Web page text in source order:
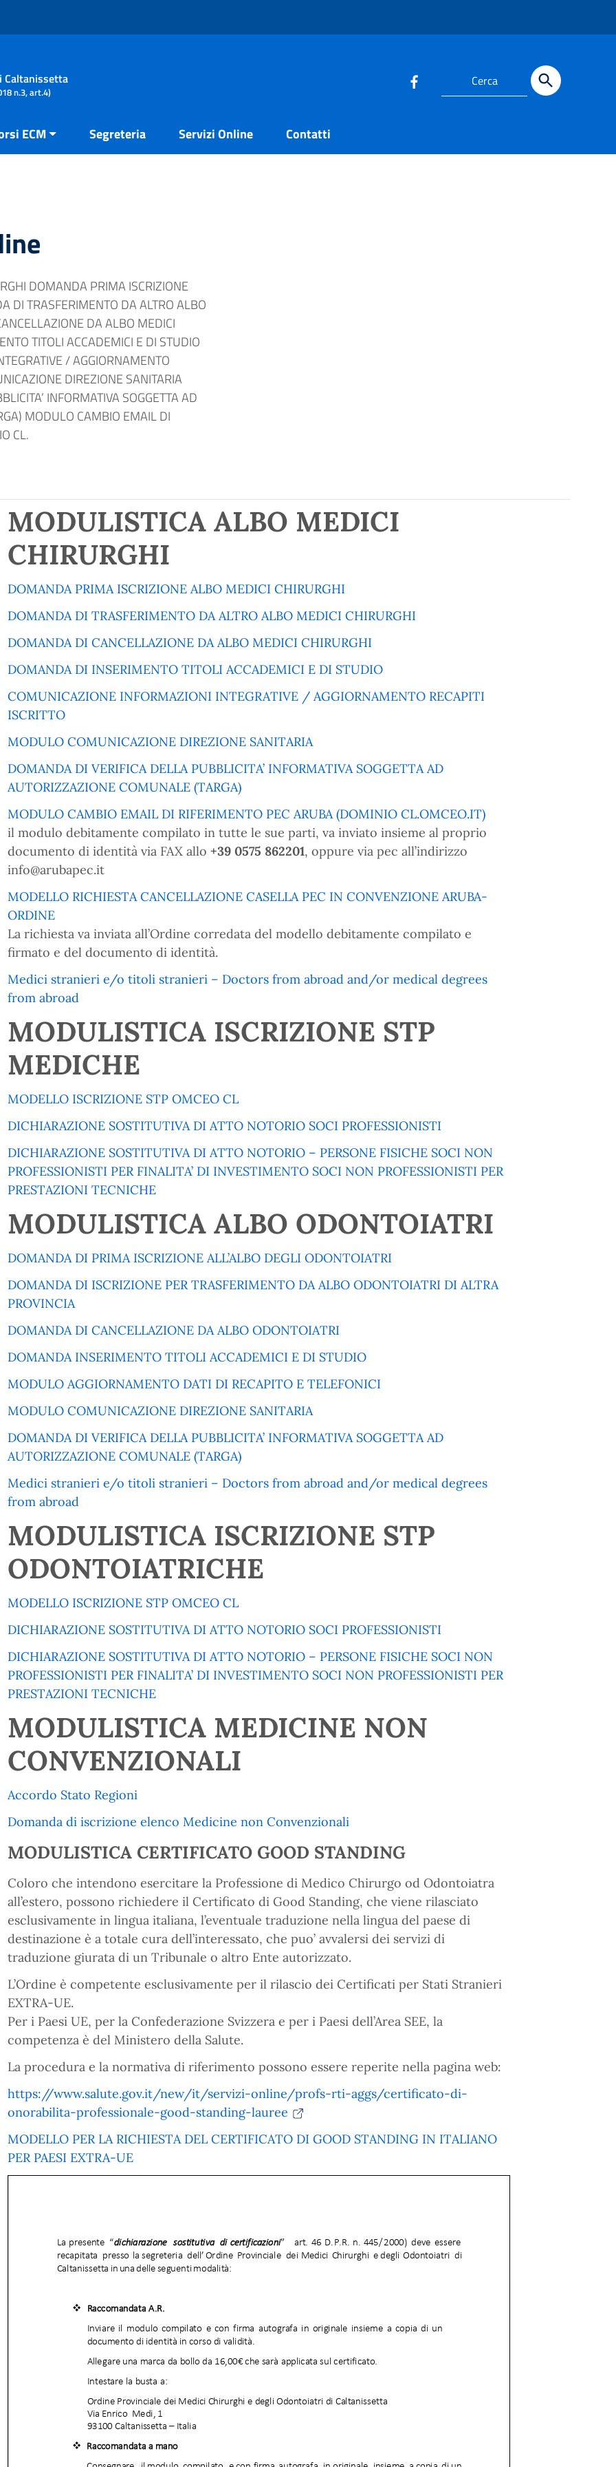
Caltanissetta
n.3, art.4)
Cerca
ECM Segreteria Servizi Online Contatti
DOMANDA PRIMA ISCRIZIONE
DI TRASFERIMENTO DA ALTRO ALBO
DA ALBO MEDICI
TITOLI ACCADEMICI E DI STUDIO
/ AGGIORNAMENTO
DIREZIONE SANITARIA
INFORMATIVA SOGGETTA AD
MODULO CAMBIO EMAIL DI
CL.
MODULISTICA ALBO MEDICI
CHIRURGHI
DOMANDA PRIMA ISCRIZIONE ALBO MEDICI CHIRURGHI
DOMANDA DI TRASFERIMENTO DA ALTRO ALBO MEDICI CHIRURGHI
DOMANDA DI CANCELLAZIONE DA ALBO MEDICI CHIRURGHI
DOMANDA DI INSERIMENTO TITOLI ACCADEMICI E DI STUDIO
COMUNICAZIONE INFORMAZIONI INTEGRATIVE / AGGIORNAMENTO RECAPITI
ISCRITTO
MODULO COMUNICAZIONE DIREZIONE SANITARIA
DOMANDA DI VERIFICA DELLA PUBBLICITA’ INFORMATIVA SOGGETTA AD
AUTORIZZAZIONE COMUNALE (TARGA)
MODULO CAMBIO EMAIL DI RIFERIMENTO PEC ARUBA (DOMINIO CL.OMCEO.IT)
il modulo debitamente compilato in tutte le sue parti, va inviato insieme al proprio
documento di identità via FAX allo +39 0575 862201, oppure via pec all’indirizzo
info@arubapec.it
MODELLO RICHIESTA CANCELLAZIONE CASELLA PEC IN CONVENZIONE ARUBA-
ORDINE
La richiesta va inviata all’Ordine corredata del modello debitamente compilato e
firmato e del documento di identità.
Medici stranieri e/o titoli stranieri – Doctors from abroad and/or medical degrees
from abroad
MODULISTICA ISCRIZIONE STP
MEDICHE
MODELLO ISCRIZIONE STP OMCEO CL
DICHIARAZIONE SOSTITUTIVA DI ATTO NOTORIO SOCI PROFESSIONISTI
DICHIARAZIONE SOSTITUTIVA DI ATTO NOTORIO – PERSONE FISICHE SOCI NON
PROFESSIONISTI PER FINALITA’ DI INVESTIMENTO SOCI NON PROFESSIONISTI PER
PRESTAZIONI TECNICHE
MODULISTICA ALBO ODONTOIATRI
DOMANDA DI PRIMA ISCRIZIONE ALL’ALBO DEGLI ODONTOIATRI
DOMANDA DI ISCRIZIONE PER TRASFERIMENTO DA ALBO ODONTOIATRI DI ALTRA
PROVINCIA
DOMANDA DI CANCELLAZIONE DA ALBO ODONTOIATRI
DOMANDA INSERIMENTO TITOLI ACCADEMICI E DI STUDIO
MODULO AGGIORNAMENTO DATI DI RECAPITO E TELEFONICI
MODULO COMUNICAZIONE DIREZIONE SANITARIA
DOMANDA DI VERIFICA DELLA PUBBLICITA’ INFORMATIVA SOGGETTA AD
AUTORIZZAZIONE COMUNALE (TARGA)
Medici stranieri e/o titoli stranieri – Doctors from abroad and/or medical degrees
from abroad
MODULISTICA ISCRIZIONE STP
ODONTOIATRICHE
MODELLO ISCRIZIONE STP OMCEO CL
DICHIARAZIONE SOSTITUTIVA DI ATTO NOTORIO SOCI PROFESSIONISTI
DICHIARAZIONE SOSTITUTIVA DI ATTO NOTORIO – PERSONE FISICHE SOCI NON
PROFESSIONISTI PER FINALITA’ DI INVESTIMENTO SOCI NON PROFESSIONISTI PER
PRESTAZIONI TECNICHE
MODULISTICA MEDICINE NON
CONVENZIONALI
Accordo Stato Regioni
Domanda di iscrizione elenco Medicine non Convenzionali
MODULISTICA CERTIFICATO GOOD STANDING
Coloro che intendono esercitare la Professione di Medico Chirurgo od Odontoiatra
all’estero, possono richiedere il Certificato di Good Standing, che viene rilasciato
esclusivamente in lingua italiana, l’eventuale traduzione nella lingua del paese di
destinazione è a totale cura dell’interessato, che puo’ avvalersi dei servizi di
traduzione giurata di un Tribunale o altro Ente autorizzato.
L’Ordine è competente esclusivamente per il rilascio dei Certificati per Stati Stranieri
EXTRA-UE.
Per i Paesi UE, per la Confederazione Svizzera e per i Paesi dell’Area SEE, la
competenza è del Ministero della Salute.
La procedura e la normativa di riferimento possono essere reperite nella pagina web:
https://www.salute.gov.it/new/it/servizi-online/profs-rti-aggs/certificato-di-
onorabilita-professionale-good-standing-lauree
MODELLO PER LA RICHIESTA DEL CERTIFICATO DI GOOD STANDING IN ITALIANO
PER PAESI EXTRA-UE